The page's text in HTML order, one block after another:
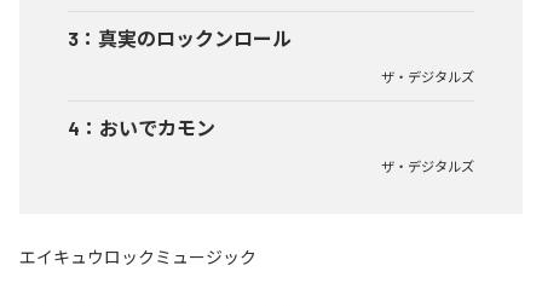
3 ： 真実のロックンロール
ザ・デジタルズ
4 ： おいでカモン
ザ・デジタルズ
エイキュウロックミュージック